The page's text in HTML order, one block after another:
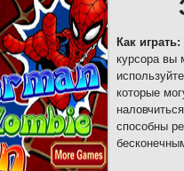
Как играть:
курсора вы
которые
способны